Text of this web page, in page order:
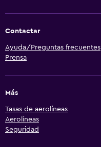
Contactar
Ayuda/Preguntas frecuentes
Prensa
Más
Tasas de aerolíneas
Aerolíneas
Seguridad